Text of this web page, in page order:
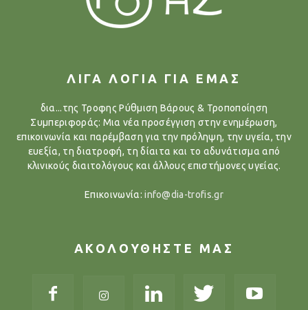
ΛΙΓΑ ΛΟΓΙΑ ΓΙΑ ΕΜΑΣ
δια...της Τροφης Ρύθμιση Βάρους & Τροποποίηση
Συμπεριφοράς: Μια νέα προσέγγιση στην ενημέρωση,
επικοινωνία και παρέμβαση για την πρόληψη, την υγεία, την
ευεξία, τη διατροφή, τη δίαιτα και το αδυνάτισμα από
κλινικούς διαιτολόγους και άλλους επιστήμονες υγείας.
Επικοινωνία:info@dia-trofis.gr
ΑΚΟΛΟΥΘΗΣΤΕ ΜΑΣ